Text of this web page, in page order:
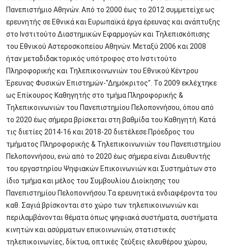
Πανεπιστήμιο Αθηνών. Από το 2000 έως το 2012 συμμετείχε ως
ερευνητής σε Εθνικά και Ευρωπαϊκά έργα έρευνας και ανάπτυξης
στο Ινστιτούτο Διαστημικών Εφαρμογών και Τηλεπισκόπισης
του Εθνικού Αστεροσκοπείου Αθηνών. Μεταξύ 2006 και 2008
ήταν μεταδιδακτορικός υπότροφος στο Ινστιτούτο
Πληροφορικής και Τηλεπικοινωνιών του Εθνικού Κέντρου
Έρευνας Φυσικών Επιστημών-"Δημόκριτος". Το 2009 εκλέχτηκε
ως Επίκουρος Καθηγητής στο τμήμα Πληροφορικής &
Τηλεπικοινωνιών του Πανεπιστημίου Πελοποννήσου, όπου από
το 2020 έως σήμερα βρίσκεται στη βαθμίδα του Καθηγητή. Κατά
τις διετίες 2014-16 και 2018-20 διετέλεσε Πρόεδρος του
τμήματος Πληροφορικής & Τηλεπικοινωνιών του Πανεπιστημίου
Πελοποννήσου, ενώ από το 2020 έως σήμερα είναι Διευθυντής
του εργαστηρίου Ψηφιακών Επικοινωνιών και Συστημάτων στο
ίδιο τμήμα και μέλος του Συμβουλίου Διοίκησης του
Πανεπιστημίου Πελοποννήσου.Τα ερευνητικά ενδιαφέροντα του
καθ. Σαγιά βρίσκονται στο χώρο των τηλεπικοινωνιών και
περιλαμβάνονται θέματα όπως ψηφιακά συστήματα, συστήματα
κινητών και ασύρματων επικοινωνιών, στατιστικές
τηλεπικοινωνίες, δίκτυα, οπτικές ζεύξεις ελευθέρου χώρου,